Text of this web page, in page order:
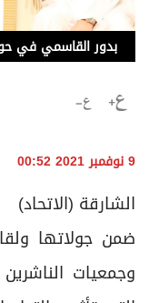
تغطيات
فيديو
بودكاست
قصة صورة
كاريكتير
برامج
عدد اليوم
9 نوفمبر 2021 00:52
الشارقة (الاتحاد)
ضمن جولاتها
وجمعيات